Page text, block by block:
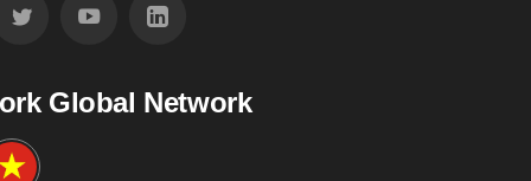
Global Network